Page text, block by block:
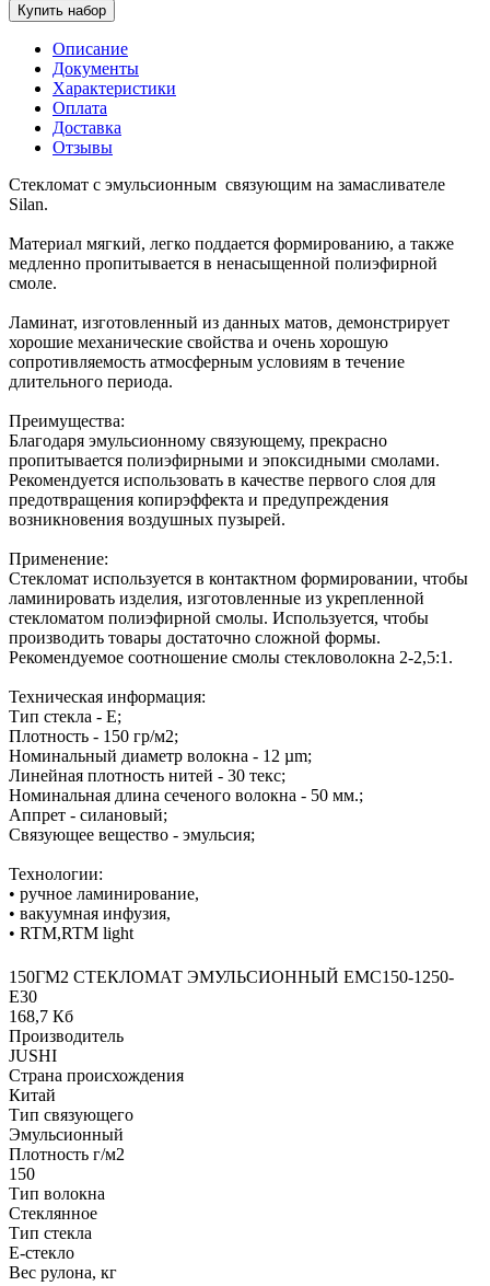
Купить набор
Описание
Документы
Характеристики
Оплата
Доставка
Отзывы
Стекломат с эмульсионным связующим на замасливателе
Silan.
Материал мягкий, легко поддается формированию, а также
медленно пропитывается в ненасыщенной полиэфирной
смоле.
Ламинат, изготовленный из данных матов, демонстрирует
хорошие механические свойства и очень хорошую
сопротивляемость атмосферным условиям в течение
длительного периода.
Преимущества:
Благодаря эмульсионному связующему, прекрасно
пропитывается полиэфирными и эпоксидными смолами.
Рекомендуется использовать в качестве первого слоя для
предотвращения копирэффекта и предупреждения
возникновения воздушных пузырей.
Применение:
Стекломат используется в контактном формировании, чтобы
ламинировать изделия, изготовленные из укрепленной
стекломатом полиэфирной смолы. Используется, чтобы
производить товары достаточно сложной формы.
Рекомендуемое соотношение смолы стекловолокна 2-2,5:1.
Техническая информация:
Тип стекла - Е;
Плотность - 150 гр/м2;
Номинальный диаметр волокна - 12 µm;
Линейная плотность нитей - 30 текс;
Номинальная длина сеченого волокна - 50 мм.;
Аппрет - силановый;
Связующее вещество - эмульсия;
Технологии:
• ручное ламинирование,
• вакуумная инфузия,
• RTM,RTM light
150ГМ2 СТЕКЛОМАТ ЭМУЛЬСИОННЫЙ EMC150-1250-
Е30
168,7 Кб
Производитель
JUSHI
Страна происхождения
Китай
Тип связующего
Эмульсионный
Плотность г/м2
150
Тип волокна
Стеклянное
Тип стекла
Е-стекло
Вес рулона, кг